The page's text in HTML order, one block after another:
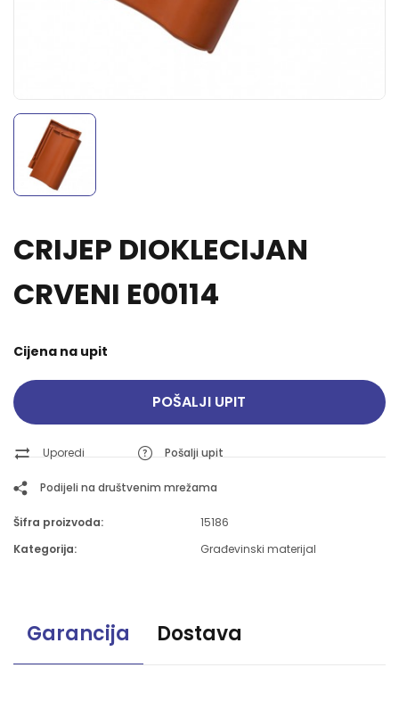
CRIJEP DIOKLECIJAN
CRVENI E00114
Cijena na upit
POŠALJI UPIT
Uporedi Pošalji upit
Podijeli na društvenim mrežama
Šifra proizvoda:
15186
Kategorija:
Građevinski materijal
Garancija Dostava